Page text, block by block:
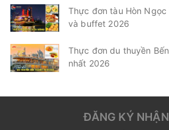
Thực đơn tàu Hòn
và buffet 2026
Thực đơn du thuyền
nhất 2026
ĐĂNG KÝ